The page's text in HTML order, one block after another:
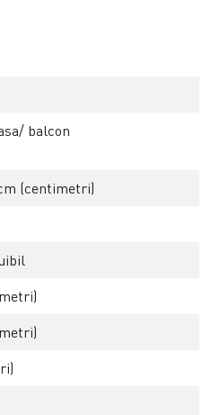
balcon
(centimetri)